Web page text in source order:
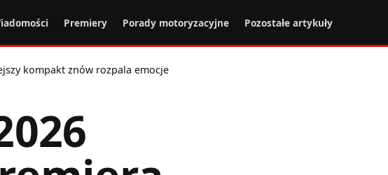
Premiery Porady motoryzacyjne Pozostałe artykuły
kompakt znów rozpala emocje